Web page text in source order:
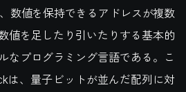
数値を保持できるアドレスが複数
値を足したり引いたりする基本的
なプログラミング言語である。こ
は、量子ビットが並んだ配列に対